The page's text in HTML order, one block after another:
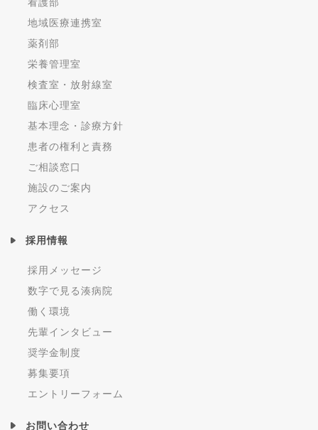
地域医療連携室
薬剤部
栄養管理室
検査室・放射線室
臨床心理室
基本理念・診療方針
患者の権利と責務
ご相談窓口
施設のご案内
アクセス
採用情報
採用メッセージ
数字で見る湊病院
働く環境
先輩インタビュー
奨学金制度
募集要項
エントリーフォーム
お問い合わせ